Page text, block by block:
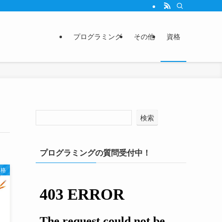
プログラミング その他 資格
検索
プログラミングの質問受付中！